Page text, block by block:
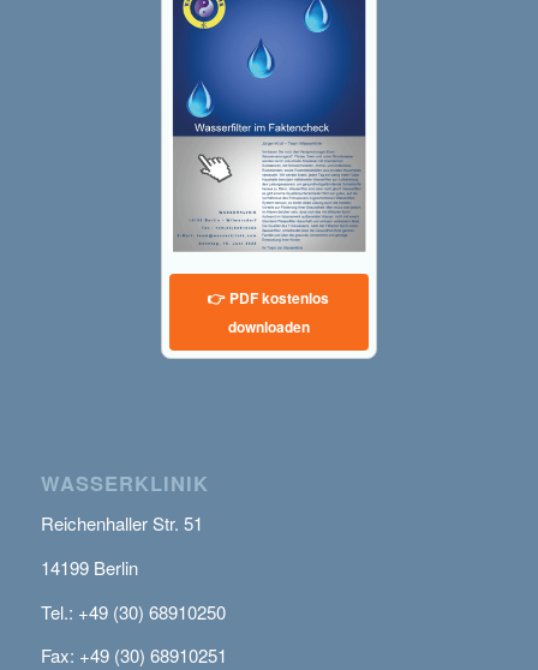
👉 PDF kostenlos
downloaden
WASSERKLINIK
Reichenhaller Str. 51
14199 Berlin
Tel.: +49 (30) 68910250
Fax: +49 (30) 68910251